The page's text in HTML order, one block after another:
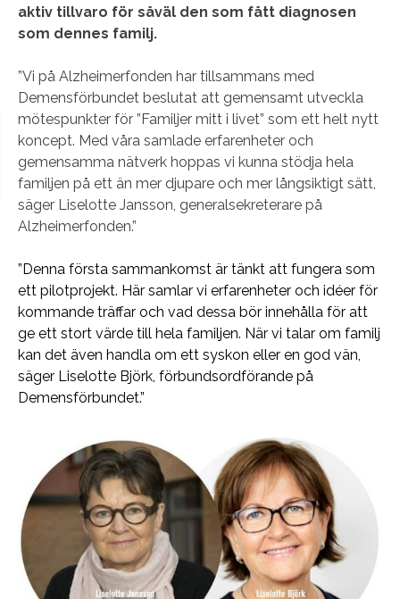
aktiv tillvaro för såväl den som fått diagnosen
som dennes familj.
”Vi på Alzheimerfonden har tillsammans med
Demensförbundet beslutat att gemensamt utveckla
mötespunkter för ”Familjer mitt i livet” som ett helt nytt
koncept. Med våra samlade erfarenheter och
gemensamma nätverk hoppas vi kunna stödja hela
familjen på ett än mer djupare och mer långsiktigt sätt,
säger Liselotte Jansson, generalsekreterare på
Alzheimerfonden.”
”Denna första sammankomst är tänkt att fungera som
ett pilotprojekt. Här samlar vi erfarenheter och idéer för
kommande träffar och vad dessa bör innehålla för att
ge ett stort värde till hela familjen. När vi talar om familj
kan det även handla om ett syskon eller en god vän,
säger Liselotte Björk, förbundsordförande på
Demensförbundet.”